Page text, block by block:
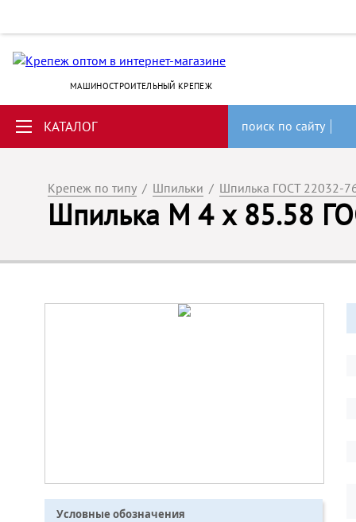
МАШИНОСТРОИТЕЛЬНЫЙ КРЕПЕЖ
КАТАЛОГ поиск по сайту
Крепеж по типу / Шпильки / Шпилька ГОСТ 22032-
Шпилька М 4 х 85.58
Условные обозначения